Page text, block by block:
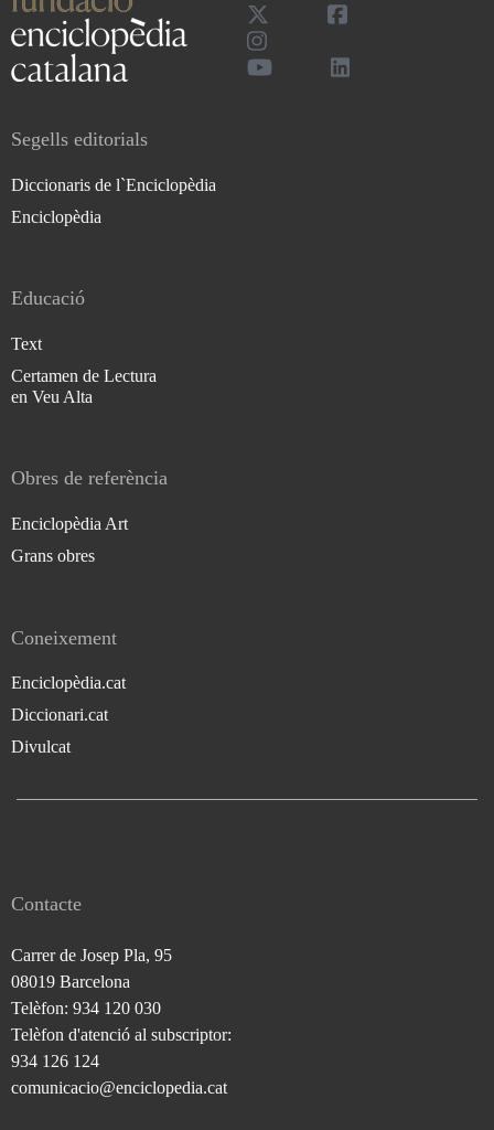
Segells editorials
Diccionaris de l`Enciclopèdia
Enciclopèdia
Educació
Text
Certamen de Lectura
en Veu Alta
Obres de referència
Enciclopèdia Art
Grans obres
Coneixement
Enciclopèdia.cat
Diccionari.cat
Divulcat
Contacte
Carrer de Josep Pla, 95
08019 Barcelona
Telèfon: 934 120 030
Telèfon d'atenció al subscriptor:
934 126 124
comunicacio@enciclopedia.cat